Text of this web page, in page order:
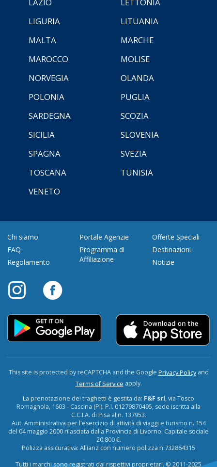
LIGURIA
LITUANIA
MALTA
MARCHE
MAROCCO
MOLISE
NORVEGIA
OLANDA
POLONIA
PUGLIA
SARDEGNA
SCOZIA
SICILIA
SLOVENIA
SPAGNA
SVEZIA
TOSCANA
TUNISIA
VENETO
Chi siamo
FAQ
Regolamento
Portale Agenzie
Programma di
Affiliazione
Offerte Speciali
Destinazioni
Notizie
This site is protected by reCAPTCHA and the Google Privacy Policyand
Terms of Service apply.
La prenotazione dei traghetti è gestita da: F&F srl, via Tosco
Romagnola, 1603 - Cascina (PI). P.I. 01279870495, sede iscritta alla
C.C.I.A. di Pisa al n. 137953.
Aut. Amministrativa per l'esercizio di attività di viaggi e turismo n. 154
del 04 maggio 2000 rilasciata dalla Provincia di Livorno. Capitale sociale
20.800 €.
Polizza assicurativa: Allianz con numero polizza n.732864315
Tutti i marchi sono registrati dai rispettivi proprietari. © 2011-2025